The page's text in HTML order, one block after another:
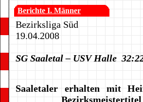
Berichte I. Männer
Bezirksliga Süd
19.04.2008
SG Saaletal – USV Halle
Saaletaler erhalten mit
Bezirksmeistertitel